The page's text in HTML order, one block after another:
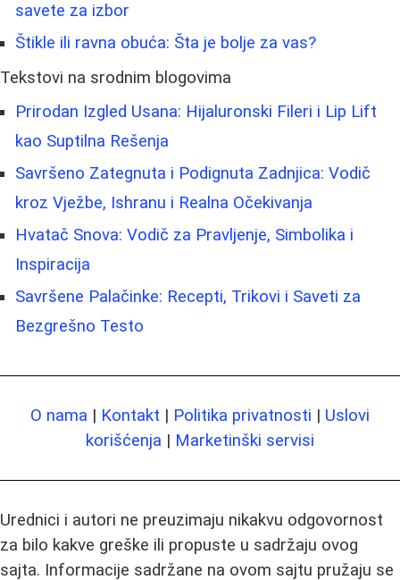
savete za izbor
Štikle ili ravna obuća: Šta je bolje za vas?
Tekstovi na srodnim blogovima
Prirodan Izgled Usana: Hijaluronski Fileri i Lip Lift
kao Suptilna Rešenja
Savršeno Zategnuta i Podignuta Zadnjica: Vodič
kroz Vježbe, Ishranu i Realna Očekivanja
Hvatač Snova: Vodič za Pravljenje, Simbolika i
Inspiracija
Savršene Palačinke: Recepti, Trikovi i Saveti za
Bezgrešno Testo
O nama | Kontakt | Politika privatnosti | Uslovi
korišćenja | Marketinški servisi
Urednici i autori ne preuzimaju nikakvu odgovornost
za bilo kakve greške ili propuste u sadržaju ovog
sajta. Informacije sadržane na ovom sajtu pružaju se